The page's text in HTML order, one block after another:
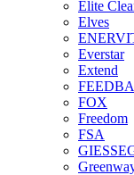
Elite
Elves
Everstar
Extend
FOX
Freedom
FSA